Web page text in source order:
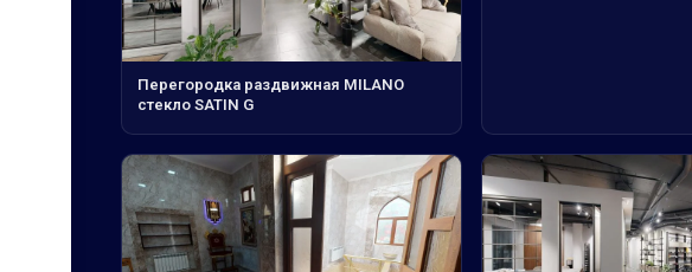
Перегородка раздвижная MILANO
стекло SATIN G